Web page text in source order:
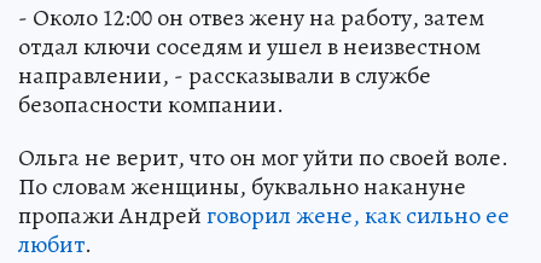
- Около 12:00 он отвез жену на работу, затем
отдал ключи соседям и ушел в неизвестном
направлении, - рассказывали в службе
безопасности компании.
Ольга не верит, что он мог уйти по своей воле.
По словам женщины, буквально накануне
пропажи Андрейговорил жене, как сильно ее
любит.